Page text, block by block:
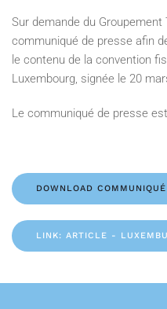
Sur demande du Groupement
communiqué de presse afin
le contenu de la convention
Luxembourg, signée le 20
Le communiqué de presse
DOWNLOAD
LINK: ARTICLE -